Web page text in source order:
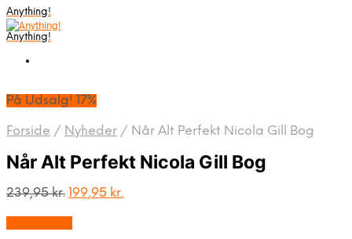
Anything!
Anything!
På Udsalg! 17%
Forside / Nyheder / Når Alt Perfekt Nicola Gill Bog
Når Alt Perfekt Nicola Gill Bog
239,95kr. Den
199,95 kr.Den